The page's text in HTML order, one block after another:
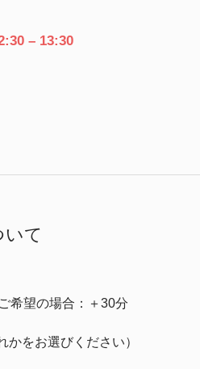
– 13:30
いて
希望の場合：＋30分
かをお選びください）